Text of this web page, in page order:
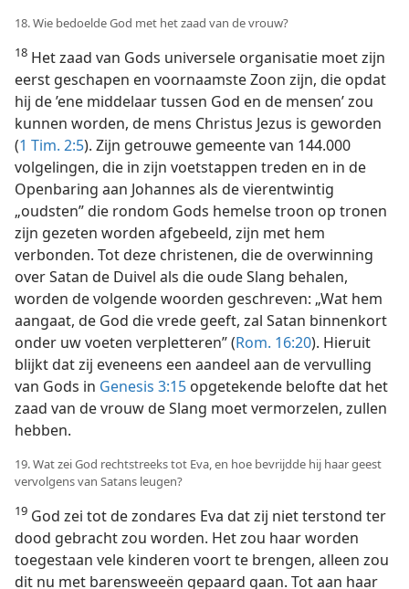
18. Wie bedoelde God met het zaad van de vrouw?
18 Het zaad van Gods universele organisatie moet zijn
eerst geschapen en voornaamste Zoon zijn, die opdat
hij de ’ene middelaar tussen God en de mensen’ zou
kunnen worden, de mens Christus Jezus is geworden
(1 Tim. 2:5). Zijn getrouwe gemeente van 144.000
volgelingen, die in zijn voetstappen treden en in de
Openbaring aan Johannes als de vierentwintig
„oudsten” die rondom Gods hemelse troon op tronen
zijn gezeten worden afgebeeld, zijn met hem
verbonden. Tot deze christenen, die de overwinning
over Satan de Duivel als die oude Slang behalen,
worden de volgende woorden geschreven: „Wat hem
aangaat, de God die vrede geeft, zal Satan binnenkort
onder uw voeten verpletteren” (Rom. 16:20). Hieruit
blijkt dat zij eveneens een aandeel aan de vervulling
van Gods in Genesis 3:15 opgetekende belofte dat het
zaad van de vrouw de Slang moet vermorzelen, zullen
hebben.
19. Wat zei God rechtstreeks tot Eva, en hoe bevrijdde hij haar geest
vervolgens van Satans leugen?
19 God zei tot de zondares Eva dat zij niet terstond ter
dood gebracht zou worden. Het zou haar worden
toegestaan vele kinderen voort te brengen, alleen zou
dit nu met barensweeën gepaard gaan. Tot aan haar